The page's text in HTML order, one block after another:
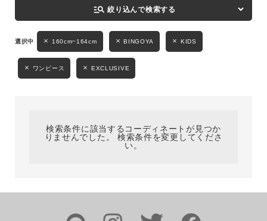
性別
MENS LADIES KIDS
ブランド
manage_search 絞り込んで検索する
160cm~164cm BINGOYA KIDS
ワンピース EXCLUSIVE
検索条件に該当するコーディネートが見つか
りませんでした。 検索条件を変更してくださ
い。